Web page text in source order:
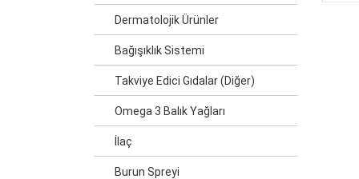
Dermatolojik Ürünler
Bağışıklık Sistemi
Takviye Edici Gıdalar (Diğer)
Omega 3 Balık Yağları
İlaç
Burun Spreyi